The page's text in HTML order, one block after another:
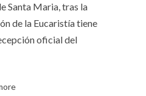
Santa Maria, tras la
de la Eucaristía tiene
oficial del